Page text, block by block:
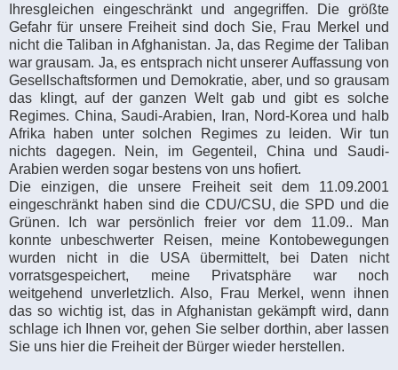
Ihresgleichen eingeschränkt und angegriffen. Die größte
Gefahr für unsere Freiheit sind doch Sie, Frau Merkel und
nicht die Taliban in Afghanistan. Ja, das Regime der Taliban
war grausam. Ja, es entsprach nicht unserer Auffassung von
Gesellschaftsformen und Demokratie, aber, und so grausam
das klingt, auf der ganzen Welt gab und gibt es solche
Regimes. China, Saudi-Arabien, Iran, Nord-Korea und halb
Afrika haben unter solchen Regimes zu leiden. Wir tun
nichts dagegen. Nein, im Gegenteil, China und Saudi-
Arabien werden sogar bestens von uns hofiert.
Die einzigen, die unsere Freiheit seit dem 11.09.2001
eingeschränkt haben sind die CDU/CSU, die SPD und die
Grünen. Ich war persönlich freier vor dem 11.09.. Man
konnte unbeschwerter Reisen, meine Kontobewegungen
wurden nicht in die USA übermittelt, bei Daten nicht
vorratsgespeichert, meine Privatsphäre war noch
weitgehend unverletzlich. Also, Frau Merkel, wenn ihnen
das so wichtig ist, das in Afghanistan gekämpft wird, dann
schlage ich Ihnen vor, gehen Sie selber dorthin, aber lassen
Sie uns hier die Freiheit der Bürger wieder herstellen.